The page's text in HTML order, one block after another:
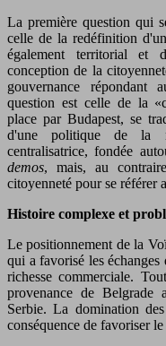
La première question qui
celle de la redéfinition
également territorial et
conception de la
gouvernance répondant
question est celle de la
place par Budapest, se
d'une politique de la
centralisatrice, fondée
demos, mais, au
citoyenneté pour se référer
Histoire complexe et
Le positionnement de la
qui a favorisé les
richesse commerciale.
provenance de Belgrade
Serbie. La domination
conséquence de favoriser